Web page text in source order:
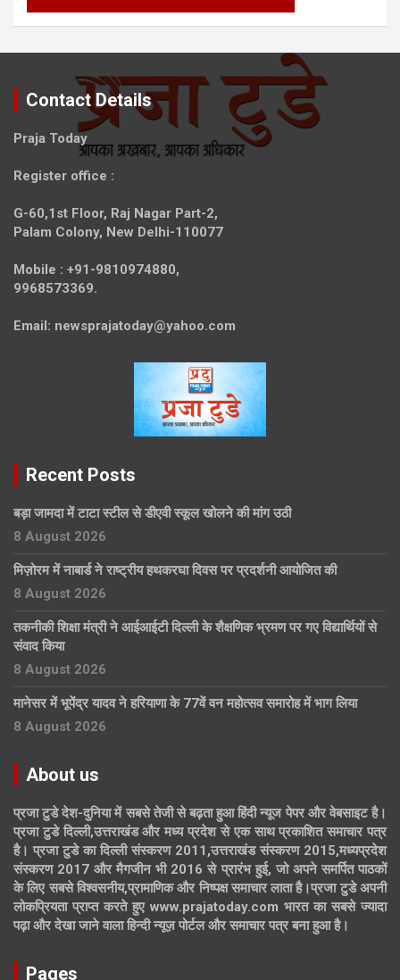
Contact Details
Praja Today
Register office :
G-60,1st Floor, Raj Nagar Part-2,
Palam Colony, New Delhi-110077
Mobile : +91-9810974880,
9968573369.
Email: newsprajatoday@yahoo.com
Recent Posts
बड़ा जामदा में टाटा स्टील से डीएवी स्कूल खोलने की मांग उठी
8 August 2026
मिज़ोरम में नाबार्ड ने राष्ट्रीय हथकरघा दिवस पर प्रदर्शनी आयोजित की
8 August 2026
तकनीकी शिक्षा मंत्री ने आईआईटी दिल्ली के शैक्षणिक भ्रमण पर गए विद्यार्थियों से
संवाद किया
8 August 2026
मानेसर में भूपेंद्र यादव ने हरियाणा के 77वें वन महोत्सव समारोह में भाग लिया
8 August 2026
About us
प्रजा टुडे देश-दुनिया में सबसे तेजी से बढ़ता हुआ हिंदी न्यूज पेपर और वेबसाइट है।
प्रजा टुडे दिल्ली,उत्तराखंड और मध्य प्रदेश से एक साथ प्रकाशित समाचार पत्र
है। प्रजा टुडे का दिल्ली संस्करण 2011,उत्तराखंड संस्करण 2015,मध्यप्रदेश
संस्करण 2017 और मैगजीन भी 2016 से प्रारंभ हुई, जो अपने समर्पित पाठकों
के लिए सबसे विश्वसनीय,प्रामाणिक और निष्पक्ष समाचार लाता है।प्रजा टुडे अपनी
लोकप्रियता प्राप्त करते हुए www.prajatoday.com भारत का सबसे ज्यादा
पढ़ा और देखा जाने वाला हिन्दी न्यूज़ पोर्टल और समाचार पत्र बना हुआ है।
Pages